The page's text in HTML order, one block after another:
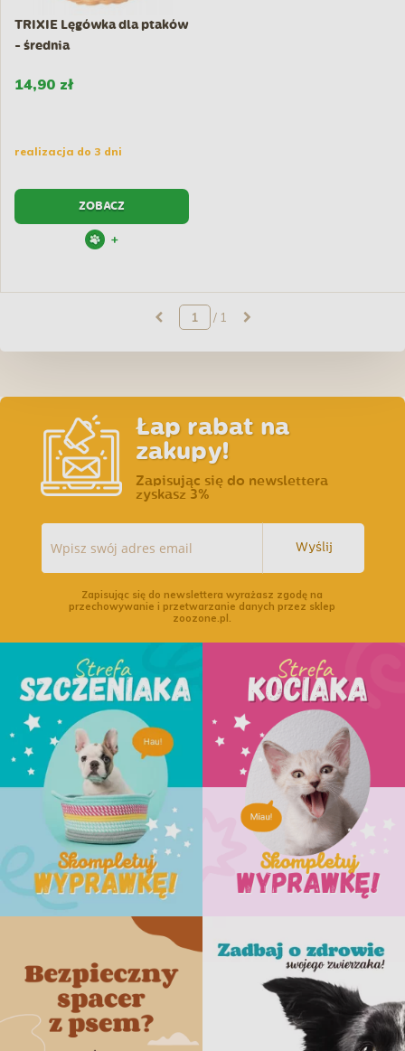
TRIXIE Lęgówka dla ptaków
- średnia
14,90 zł
realizacja do 3 dni
ZOBACZ
+
/ 1
Łap rabat na
zakupy!
Zapisując się do newslettera
zyskasz 3%
Wyślij
Zapisując się do newslettera wyrażasz zgodę na
przechowywanie i przetwarzanie danych przez sklep
zoozone.pl.